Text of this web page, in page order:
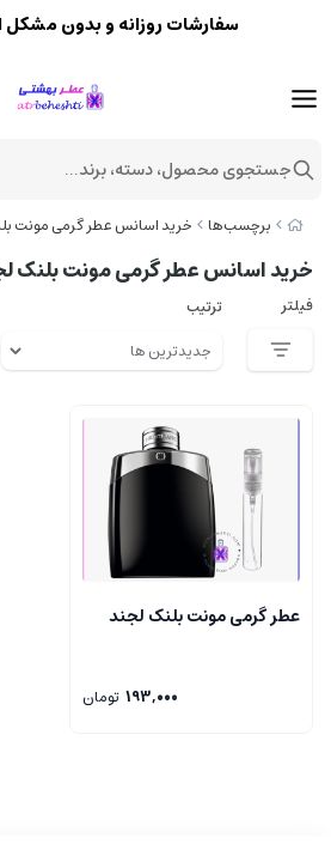
برچسب‌ها خرید اسانس عطر گرمی مونت
خرید اسانس عطر گرمی مونت بلنک
فیلتر ترتیب
عطر گرمی مونت بلنک لجند
193,000 تومان
سفارشات روزانه و بدون
جستجوی محصول، دسته، برند...